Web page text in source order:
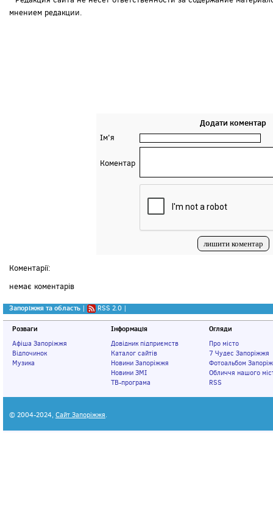
мнением редакции.
Додати коментар
Ім'я
Коментар
Коментарії:
немає коментарів
Запоріжжя та область | RSS 2.0 |
Розваги
Афіша Запоріжжя
Відпочинок
Музика
Інформація
Довідник підприємств
Каталог сайтів
Новини Запоріжжя
Новини ЗМІ
ТВ-програма
Огляди
Про місто
7 Чудес Запоріжжя
Фотоальбом
Обличчя нашого
RSS
© 2004-2024, Сайт Запоріжжя.